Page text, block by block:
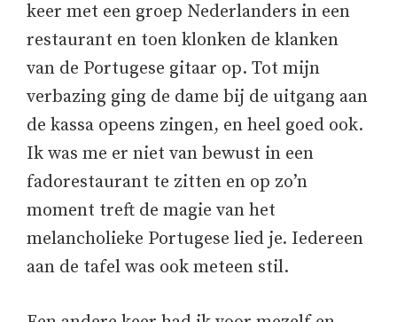
keer met een groep Nederlanders in een
restaurant en toen klonken de klanken
van de Portugese gitaar op. Tot mijn
verbazing ging de dame bij de uitgang aan
de kassa opeens zingen, en heel goed ook.
Ik was me er niet van bewust in een
fadorestaurant te zitten en op zo’n
moment treft de magie van het
melancholieke Portugese lied je. Iedereen
aan de tafel was ook meteen stil.